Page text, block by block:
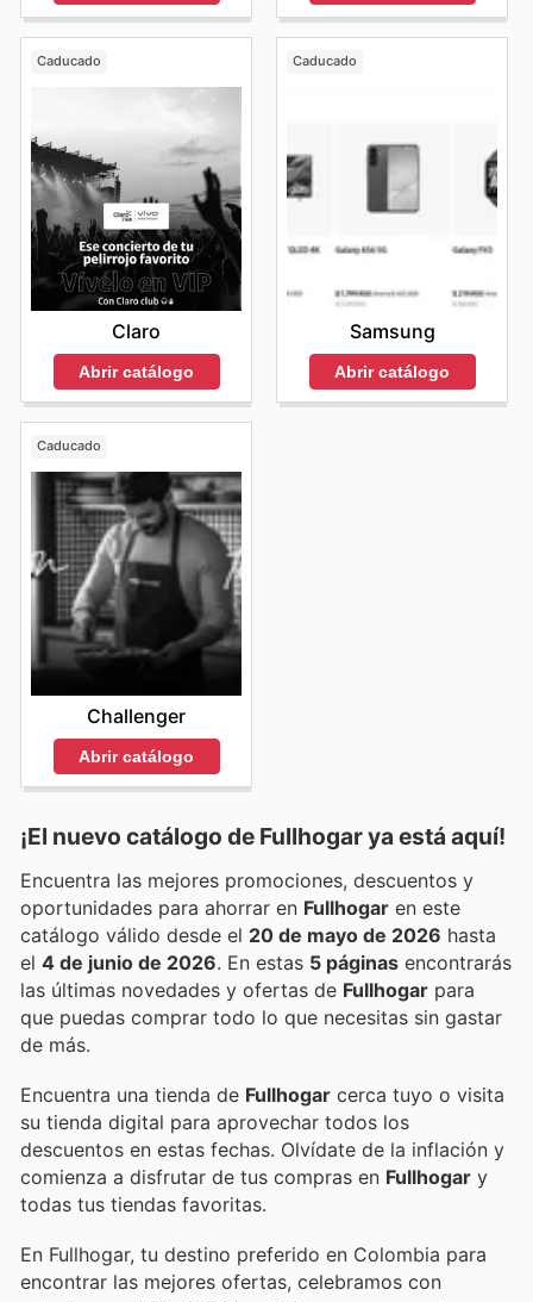
Caducado
Claro
Abrir catálogo
Caducado
Samsung
Abrir catálogo
Caducado
Challenger
Abrir catálogo
¡El nuevo catálogo de Fullhogarya está aquí!
Encuentra las mejores promociones, descuentos y
oportunidades para ahorrar en Fullhogar en este
catálogo válido desde el 20 de mayo de 2026 hasta
el 4 de junio de 2026 . En estas 5 páginas encontrarás
las últimas novedades y ofertas de Fullhogar para
que puedas comprar todo lo que necesitas sin gastar
de más.
Encuentra una tienda de Fullhogar cerca tuyo o visita
su tienda digital para aprovechar todos los
descuentos en estas fechas. Olvídate de la inflación y
comienza a disfrutar de tus compras en Fullhogar y
todas tus tiendas favoritas.
En Fullhogar, tu destino preferido en Colombia para
encontrar las mejores ofertas, celebramos con